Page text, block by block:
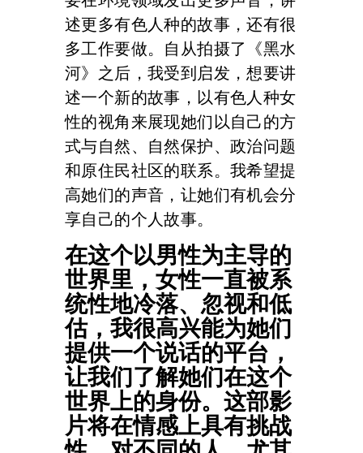
述更多有色人种的故事，还有很
多工作要做。自从拍摄了《黑水
河》之后，我受到启发，想要讲
述一个新的故事，以有色人种女
性的视角来展现她们以自己的方
式与自然、自然保护、政治问题
和原住民社区的联系。我希望提
高她们的声音，让她们有机会分
享自己的个人故事。
在这个以男性为主导的
世界里，女性一直被系
统性地冷落、忽视和低
估，我很高兴能为她们
提供一个说话的平台，
让我们了解她们在这个
世界上的身份。这部影
片将在情感上具有挑战